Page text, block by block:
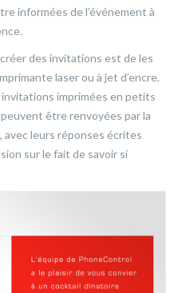
informées de l’événement à
des invitations est de les
laser ou à jet d’encre.
imprimées en petits
être renvoyées par la
leurs réponses écrites
sur le fait de savoir si